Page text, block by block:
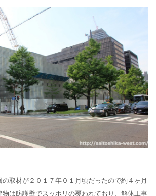
取材が２０１７年０１月頃だったので約４ヶ月
は防護壁でスッポリの覆われており、解体工事